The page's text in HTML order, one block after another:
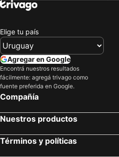
Elige tu país
Agregar en Google
Encontrá nuestros resultados
fácilmente: agregá trivago como
fuente preferida en Google.
Compañía
Nuestros productos
Términos y políticas